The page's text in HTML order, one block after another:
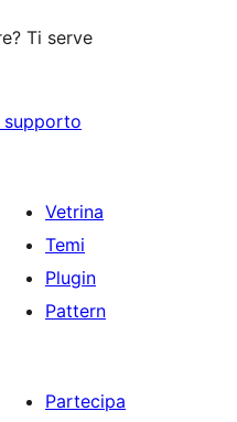
Ti serve
supporto
Vetrina
Temi
Plugin
Pattern
Partecipa